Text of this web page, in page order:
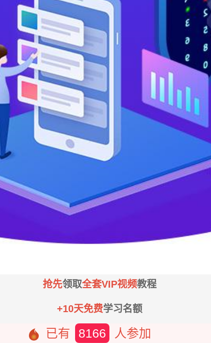
抢先领取全套VIP视频教程
+10天免费学习名额
已有 8166 人参加